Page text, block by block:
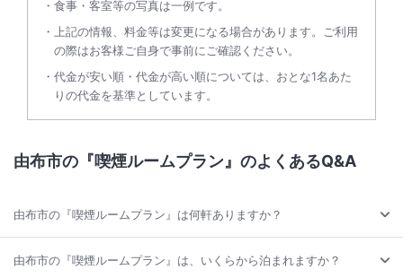
食事・客室等の写真は一例です。
上記の情報、料金等は変更になる場合があります。ご利用
の際はお客様ご自身で事前にご確認ください。
代金が安い順・代金が高い順については、おとな1名あた
りの代金を基準としています。
由布市の『喫煙ルームプラン』のよくあるQ&A
由布市の『喫煙ルームプラン』は何軒ありますか？
由布市の『喫煙ルームプラン』は、いくらから泊まれますか？